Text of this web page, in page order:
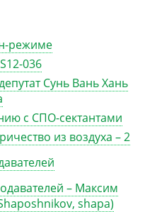
режиме
036
Сунь Вань Хань
с СПО-сектантами
из воздуха – 2
– Максим
shapa)